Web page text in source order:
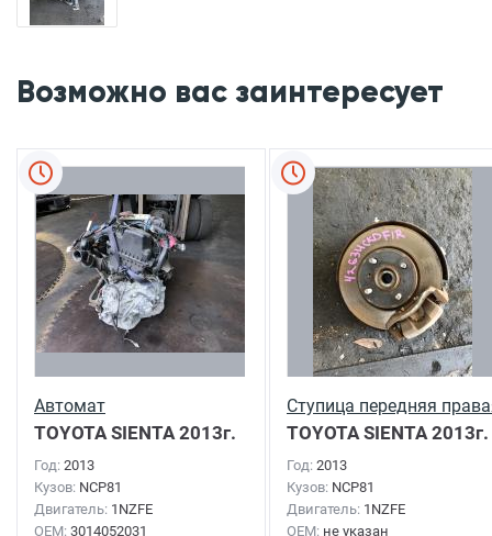
Возможно вас заинтересует
Автомат
TOYOTA SIENTA2013г.
Год: 2013
Кузов: NCP81
Двигатель: 1NZFE
OEM: 3014052031
Ступица передняя
TOYOTA SIENTA2013г.
Год: 2013
Кузов: NCP81
Двигатель: 1NZFE
OEM: не указан